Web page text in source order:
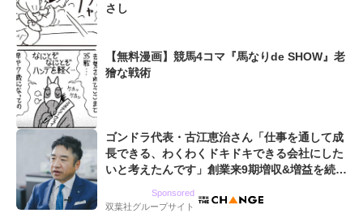
さし
【無料漫画】競馬4コマ『馬なりde SHOW』老
獪な戦術
ゴンドラ代表・古江恵治さん「仕事を通して成
長できる、わくわくドキドキできる会社にした
いと考えたんです」創業来9期増収&増益を続け
Sponsored
双葉社グループサイト